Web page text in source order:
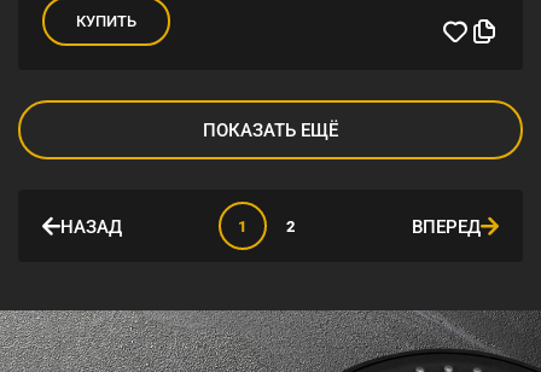
КУПИТЬ
ПОКАЗАТЬ ЕЩЁ
НАЗАД 1 2 ВПЕРЕД